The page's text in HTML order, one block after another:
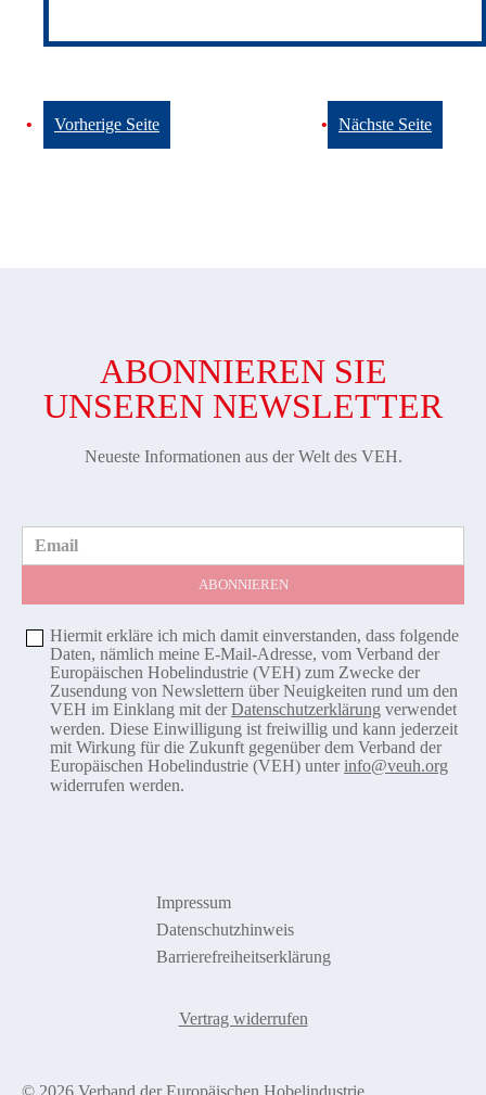
Vorherige Seite Nächste Seite
ABONNIEREN SIE
UNSEREN NEWSLETTER
Neueste Informationen aus der Welt des VEH.
Email
Hiermit erkläre ich mich damit einverstanden, dass folgende
Daten, nämlich meine E-Mail-Adresse, vom Verband der
Europäischen Hobelindustrie (VEH) zum Zwecke der
Zusendung von Newslettern über Neuigkeiten rund um den
VEH im Einklang mit derDatenschutzerklärung verwendet
werden. Diese Einwilligung ist freiwillig und kann jederzeit
mit Wirkung für die Zukunft gegenüber dem Verband der
Europäischen Hobelindustrie (VEH) unterinfo@veuh.org
widerrufen werden.
Impressum
Datenschutzhinweis
Barrierefreiheitserklärung
Vertrag widerrufen